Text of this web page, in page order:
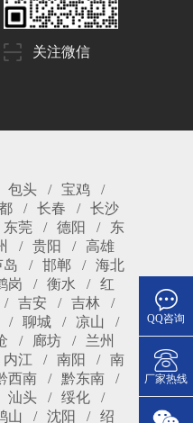
关注微信
包头
宝鸡
长春
长沙
东莞 德阳
东
贵阳
高雄
岛 邯郸
海北
岗 衡水
红
吉安
吉林
聊城
凉山
廊坊
兰州
内江 南阳
南
西南
黔东南
汕头
绥化
山 沈阳 绍
QQ咨询
厂家热线